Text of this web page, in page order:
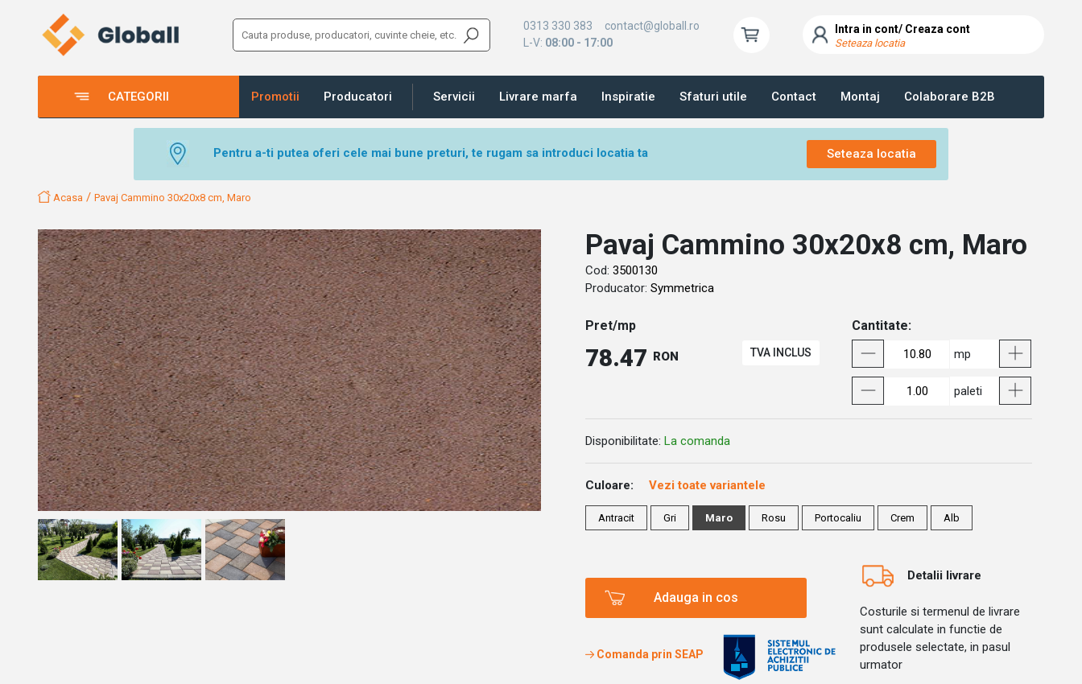
0313 330 383
contact@globall.ro
L-V: 08:00 - 17:00
Intra in cont/ Creaza cont
Seteaza locatia
CATEGORII Promotii Producatori Servicii Livrare marfa Inspiratie Sfaturi utile Contact Montaj Colaborare B2B
Pentru a-ti putea oferi cele mai bune preturi, te rugam sa introduci locatia ta Seteaza locatia
Acasa /Pavaj Cammino 30x20x8 cm, Maro
Pavaj Cammino 30x20x8 cm, Maro
Cod: 3500130
Producator: Symmetrica
Pret/mp
78.47 RON TVA INCLUS
Cantitate:
mp
paleti
Disponibilitate: La comanda
Culoare: Vezi toate variantele
Antracit Gri Maro Rosu Portocaliu Crem Alb
Adauga in cos
Comanda prin SEAP
Detalii livrare
Costurile si termenul de livrare
sunt calculate in functie de
produsele selectate, in pasul
urmator